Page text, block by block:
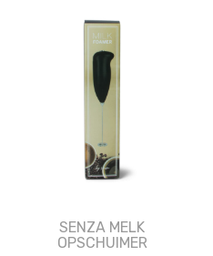
SENZA MELK
OPSCHUIMER